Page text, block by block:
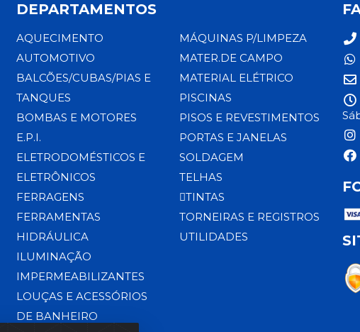
DEPARTAMENTOS
AQUECIMENTO
AUTOMOTIVO
BALCÕES/CUBAS/PIAS E
TANQUES
BOMBAS E MOTORES
E.P.I.
ELETRODOMÉSTICOS E
ELETRÔNICOS
FERRAGENS
FERRAMENTAS
HIDRÁULICA
ILUMINAÇÃO
IMPERMEABILIZANTES
LOUÇAS E ACESSÓRIOS
DE BANHEIRO
MÁQUINAS P/LIMPEZA
MATER.DE CAMPO
MATERIAL ELÉTRICO
PISCINAS
PISOS E REVESTIMENTOS
PORTAS E JANELAS
SOLDAGEM
TELHAS
TINTAS
TORNEIRAS E REGISTROS
UTILIDADES